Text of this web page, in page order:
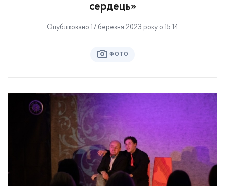
сердець»
Опубліковано 17 березня 2023 року о 15:14
ФОТО